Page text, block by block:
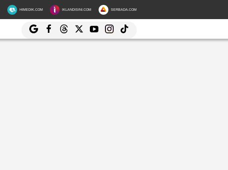
HIMEDIK.COM IKLANDISINI.COM SERBADA.COM